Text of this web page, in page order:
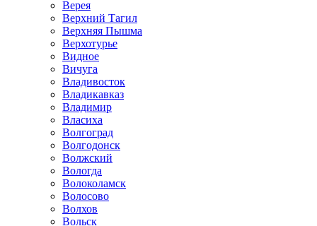
Верея
Верхний Тагил
Верхняя Пышма
Верхотурье
Видное
Вичуга
Владивосток
Владикавказ
Владимир
Власиха
Волгоград
Волгодонск
Волжский
Вологда
Волоколамск
Волосово
Волхов
Вольск